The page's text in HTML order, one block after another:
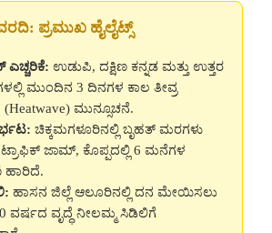
ಪ್ರಮುಖ ಹೈಲೈಟ್ಸ್
ಉಡುಪಿ, ದಕ್ಷಿಣ ಕನ್ನಡ ಮತ್ತು ಉತ್ತರ
ಮುಂದಿನ 3 ದಿನಗಳ ಕಾಲ ತೀವ್ರ
ಮುನ್ಸೂಚನೆ.
ಚಿಕ್ಕಮಗಳೂರಿನಲ್ಲಿ ಬೃಹತ್ ಮರಗಳು
ಟ್ರಾಫಿಕ್ ಜಾಮ್, ಕೊಪ್ಪದಲ್ಲಿ 6 ಮನೆಗಳ
ಹಾರಿದೆ.
ಹಾಸನ ಜಿಲ್ಲೆ ಆಲೂರಿನಲ್ಲಿ ದನ ಮೇಯಿಸಲು
ವರ್ಷದ ವೃದ್ಧೆ ನೀಲಮ್ಮ ಸಿಡಿಲಿಗೆ